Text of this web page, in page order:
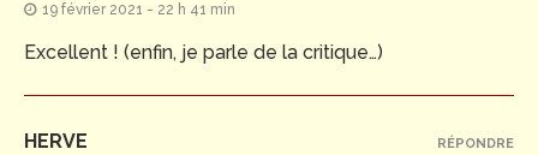
19 février 2021 - 22 h 41 min
Excellent ! (enfin, je parle de la critique…)
HERVE RÉPONDRE